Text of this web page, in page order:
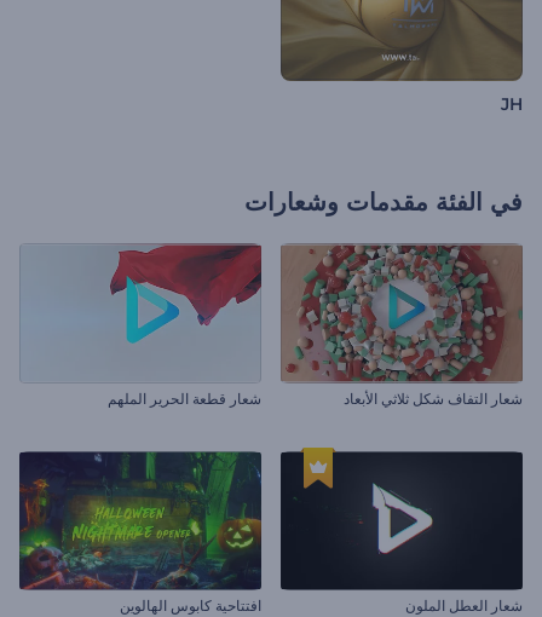
JH
في الفئة مقدمات وشعارات
شعار التفاف شكل ثلاثي الأبعاد شعار قطعة الحرير الملهم
شعار العطل الملون افتتاحية كابوس الهالوين